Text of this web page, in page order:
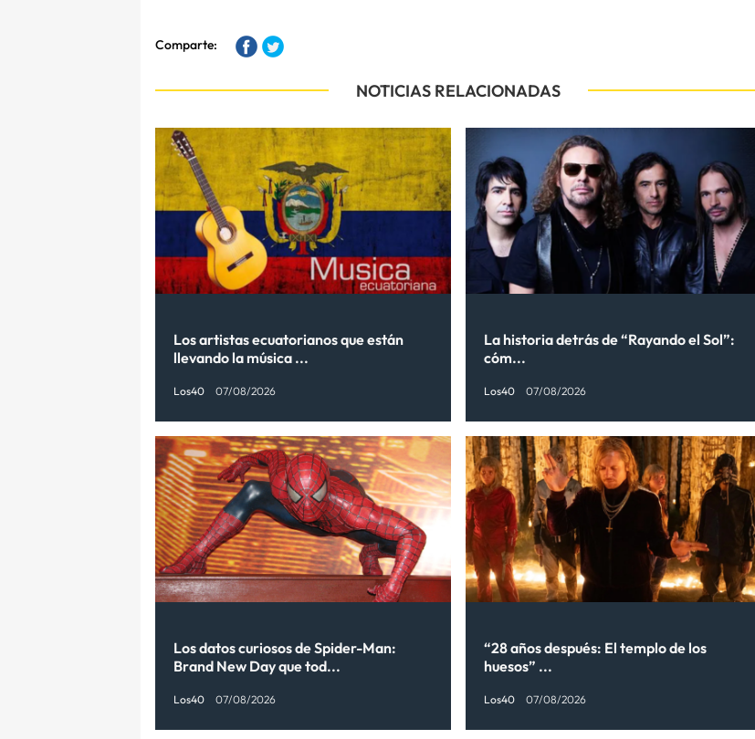
Comparte:
NOTICIAS RELACIONADAS
Los artistas ecuatorianos que están
llevando la música ...
Los40 07/08/2026
La historia detrás de “Rayando el Sol”:
cóm...
Los40 07/08/2026
Los datos curiosos de Spider-Man:
Brand New Day que tod...
Los40 07/08/2026
“28 años después: El templo de los
huesos” ...
Los40 07/08/2026